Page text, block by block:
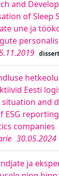
and
of Sleep
une ja
Eesti
and
ESG
companies
30.05.2024
ja